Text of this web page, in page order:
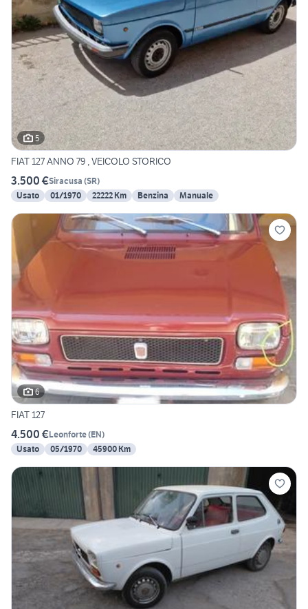
5
FIAT 127 ANNO 79 , VEICOLO STORICO
3.500 €Siracusa (SR)
Usato
01/1970 22222 Km Benzina Manuale
6
FIAT 127
4.500 €Leonforte(EN)
Usato
05/1970 45900 Km